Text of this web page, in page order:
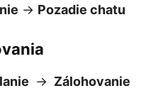
-> Pozadie chatu
-> Zálohovanie